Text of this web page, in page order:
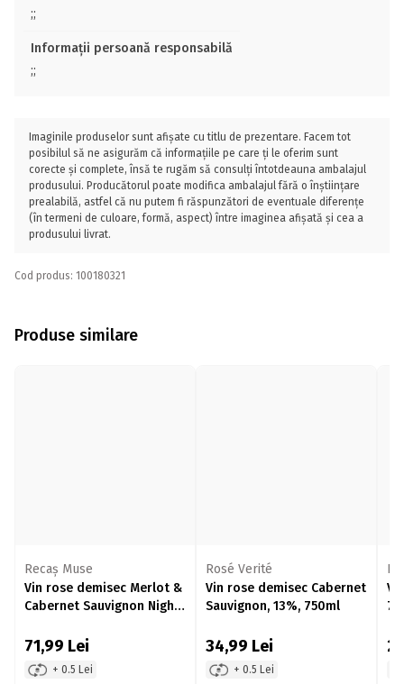
;;
Informații persoană responsabilă
;;
Imaginile produselor sunt afișate cu titlu de prezentare. Facem tot
posibilul să ne asigurăm că informațiile pe care ți le oferim sunt
corecte și complete, însă te rugăm să consulți întotdeauna ambalajul
produsului. Producătorul poate modifica ambalajul fără o înștiințare
prealabilă, astfel că nu putem fi răspunzători de eventuale diferențe
(în termeni de culoare, formă, aspect) între imaginea afișată și cea a
produsului livrat.
Cod produs: 100180321
Produse similare
Recaș Muse
Vin rose demisec Merlot &
Cabernet Sauvignon Night,
71,99 Lei
+ 0.5 Lei
Rosé Verité
Vin rose demisec Cabernet
Sauvignon, 13%, 750ml
34,99 Lei
+ 0.5 Lei